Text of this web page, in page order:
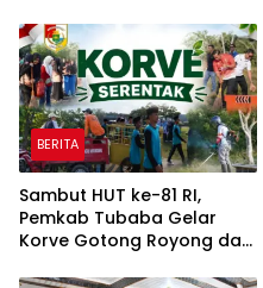
Rp820,3 Miliar
BERITA
Sambut HUT ke-81 RI,
Pemkab Tubaba Gelar
Korve Gotong Royong dan